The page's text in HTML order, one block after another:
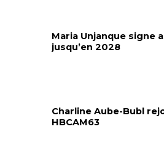
Maria Unjanque signe
jusqu’en 2028
Charline Aube-Bubl
HBCAM63